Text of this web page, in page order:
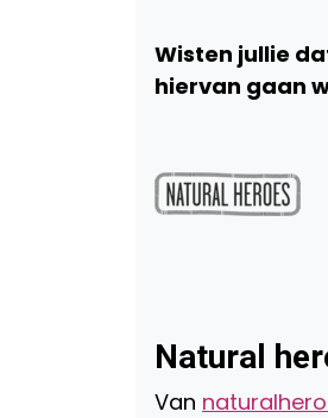
Wisten jullie
hiervan gaan
Natural
Van